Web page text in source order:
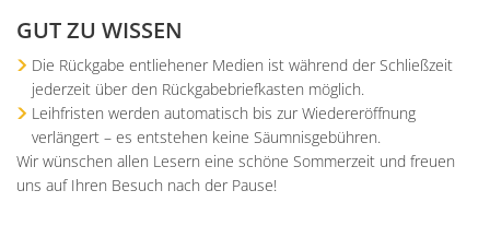
Kommunalwahl 2026
GUT ZU WISSEN
Die Rückgabe entliehener Medien ist während der Schließzeit
jederzeit über den Rückgabebriefkasten möglich.
Leihfristen werden automatisch bis zur Wiedereröffnung
verlängert – es entstehen keine Säumnisgebühren.
Wir wünschen allen Lesern eine schöne Sommerzeit und freuen
uns auf Ihren Besuch nach der Pause!